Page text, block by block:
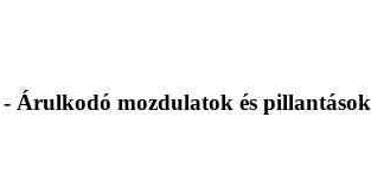
Árulkodó mozdulatok és pillantások